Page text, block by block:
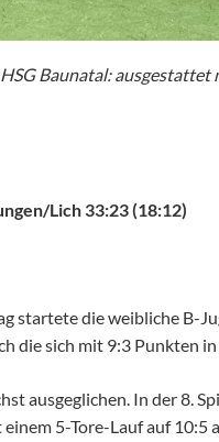
Baunatal:
Lich 33:23 (18:12)
startete die weibliche B-
die sich mit 9:3 Punkten
ausgeglichen. In der 8.
5-Tore-Lauf auf 10:5